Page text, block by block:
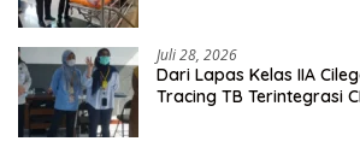
Juli 28, 2026
Dari Lapas Kelas IIA
Tracing TB Terintegrasi